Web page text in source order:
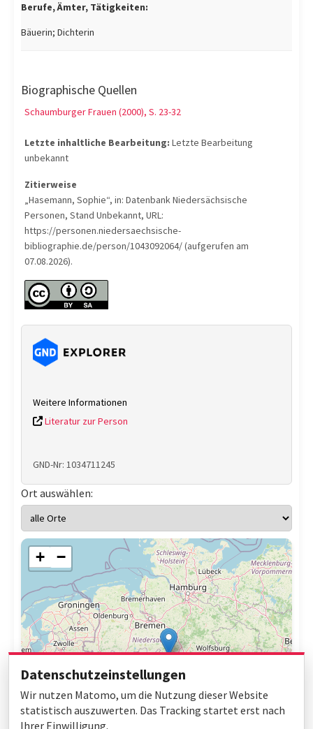
Berufe, Ämter, Tätigkeiten:
Bäuerin; Dichterin
Biographische Quellen
Schaumburger Frauen (2000), S. 23-32
Letzte inhaltliche Bearbeitung: Letzte Bearbeitung
unbekannt
Zitierweise
„Hasemann, Sophie“, in: Datenbank Niedersächsische
Personen, Stand Unbekannt, URL:
https://personen.niedersaechsische-
bibliographie.de/person/1043092064/ (aufgerufen am
07.08.2026).
Weitere Informationen
Literatur zur Person
GND-Nr: 1034711245
Ort auswählen:
+ −
Datenschutzeinstellungen
Wir nutzen Matomo, um die Nutzung dieser Website
statistisch auszuwerten. Das Tracking startet erst nach
Ihrer Einwilligung.